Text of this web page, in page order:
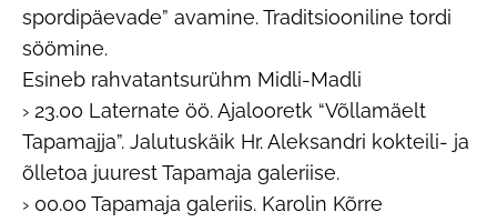
spordipäevade” avamine. Traditsiooniline tordi
söömine.
Esineb rahvatantsurühm Midli-Madli
› 23.00 Laternate öö. Ajalooretk “Võllamäelt
Tapamajja”. Jalutuskäik Hr. Aleksandri kokteili- ja
õlletoa juurest Tapamaja galeriise.
› 00.00 Tapamaja galeriis. Karolin Kõrre